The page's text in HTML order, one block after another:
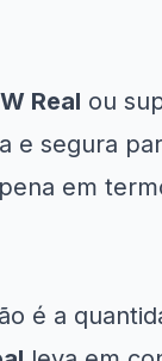
Real ou
e segura
em
é a